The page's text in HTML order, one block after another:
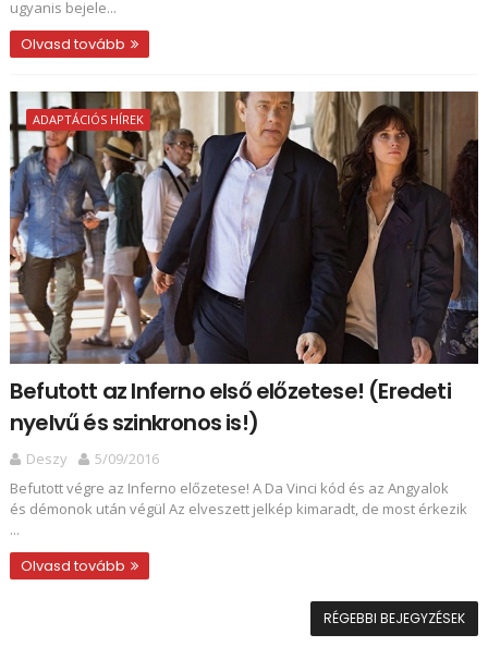
ugyanis bejele...
Olvasd tovább
ADAPTÁCIÓS HÍREK
Befutott az Inferno első előzetese! (Eredeti
nyelvű és szinkronos is!)
Deszy
5/09/2016
Befutott végre az Inferno előzetese! A Da Vinci kód és az Angyalok
és démonok után végül Az elveszett jelkép kimaradt, de most érkezik
...
Olvasd tovább
RÉGEBBI BEJEGYZÉSEK